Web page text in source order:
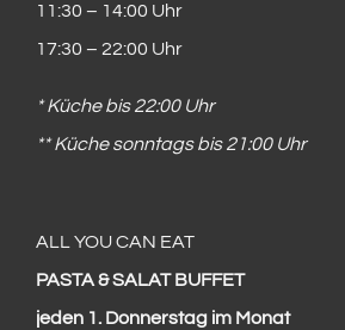
11:30 – 14:00 Uhr
17:30 – 22:00 Uhr
* Küche bis 22:00 Uhr
** Küche sonntags bis 21:00 Uhr
ALL YOU CAN EAT
PASTA & SALAT BUFFET
jeden 1. Donnerstag im Monat